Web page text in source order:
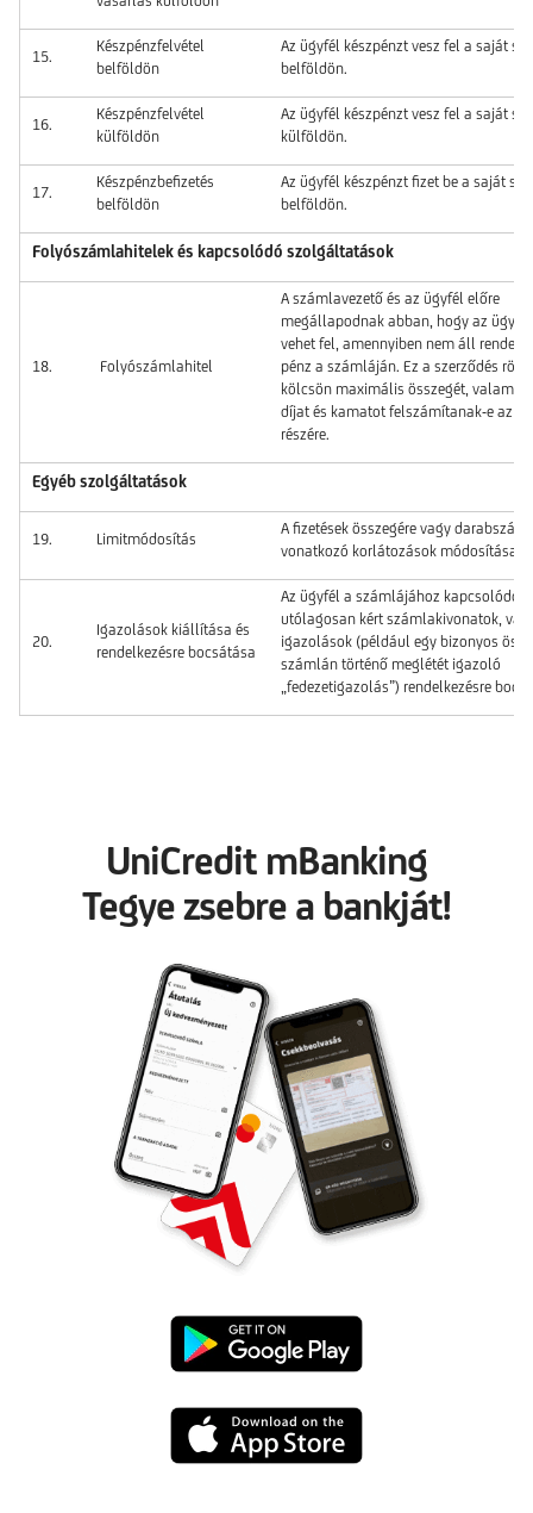
15.
Készpénzfelvétel
belföldön
Az ügyfél készpénzt vesz fel a saját
belföldön.
16.
Készpénzfelvétel
külföldön
Az ügyfél készpénzt vesz fel a saját
külföldön.
17.
Készpénzbefizetés
belföldön
Az ügyfél készpénzt fizet be a saját
belföldön.
Folyószámlahitelek és kapcsolódó szolgáltatások
18. Folyószámlahitel
A számlavezető és az ügyfél előre
megállapodnak abban, hogy az
vehet fel, amennyiben nem áll
pénz a számláján. Ez a szerződés
kölcsön maximális összegét,
díjat és kamatot felszámítanak-e az
részére.
Egyéb szolgáltatások
19. Limitmódosítás
A fizetések összegére vagy
vonatkozó korlátozások módosítása.
20.
Igazolások kiállítása és
rendelkezésre bocsátása
Az ügyfél a számlájához
utólagosan kért számlakivonatok,
igazolások (például egy bizonyos
számlán történő meglétét igazoló
„fedezetigazolás”) rendelkezésre
UniCredit mBanking
Tegye zsebre a bankját!
UniCredit
mBanking
letöltése
UniCredit